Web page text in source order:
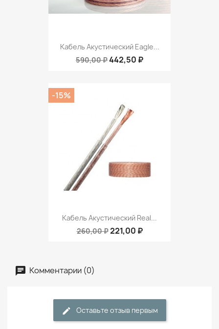
Кабель Акустический Eagle...
590,00 ₽442,50 ₽
Кабель Акустический Real...
260,00 ₽221,00 ₽
-15%
Комментарии (0)
Оставьте отзыв первым